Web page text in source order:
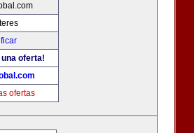
una oferta!
ofertas